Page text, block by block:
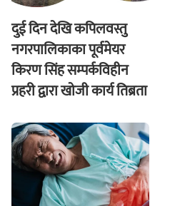
दुई दिन देखि कपिलवस्तु
नगरपालिकाका पूर्वमेयर
किरण सिंह सम्पर्कविहीन
प्रहरी द्वारा खाेजी कार्य तिब्रता